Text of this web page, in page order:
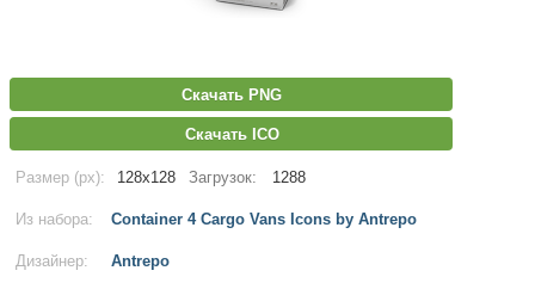
Скачать PNG
Скачать ICO
Размер (px): 128x128 Загрузок: 1288
Из набора: Container 4 Cargo Vans Icons by Antrepo
Дизайнер: Antrepo